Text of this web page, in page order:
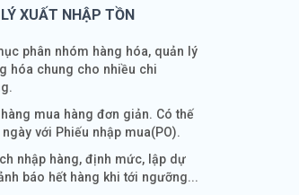
XUẤT NHẬP TỒN
phân nhóm hàng hóa, quản lý
hóa chung cho nhiều chi
mua hàng đơn giản. Có thế
với Phiếu nhập mua(PO).
nhập hàng, định mức, lập dự
báo hết hàng khi tới ngưỡng...